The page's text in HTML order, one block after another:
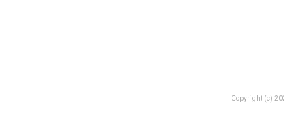
Copyright (c)